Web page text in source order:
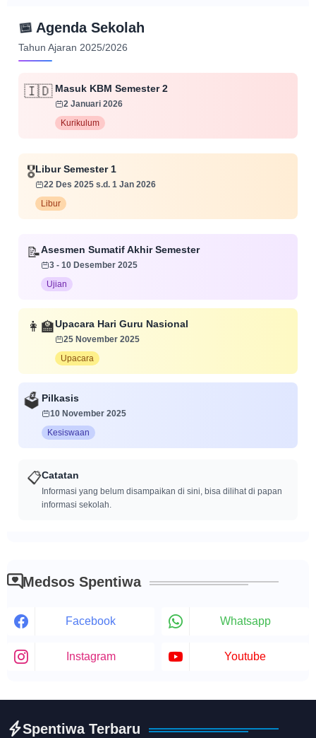
📅 Agenda Sekolah
Tahun Ajaran 2025/2026
🇮🇩Masuk KBM Semester 2
2 Januari 2026
Kurikulum
🎖️Libur Semester 1
22 Des 2025 s.d. 1 Jan 2026
Libur
📝Asesmen Sumatif Akhir Semester
3 - 10 Desember 2025
Ujian
👩‍🏫Upacara Hari Guru Nasional
25 November 2025
Upacara
🗳️Pilkasis
10 November 2025
Kesiswaan
📋Catatan
Informasi yang belum disampaikan di sini, bisa dilihat di papan
informasi sekolah.
Medsos Spentiwa
Facebook Whatsapp
Instagram Youtube
Spentiwa Terbaru